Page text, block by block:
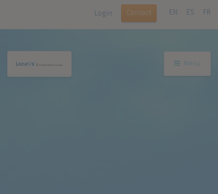
Login Contact EN ES FR
Menu